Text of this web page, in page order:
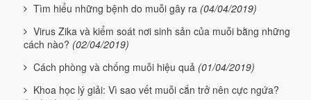
Tìm hiểu những bệnh do muỗi gây ra (04/04/2019)
Virus Zika và kiểm soát nơi sinh sản của muỗi bằng những
cách nào? (02/04/2019)
Cách phòng và chống muỗi hiệu quả (01/04/2019)
Khoa học lý giải: Vì sao vết muỗi cắn trở nên cực ngứa?